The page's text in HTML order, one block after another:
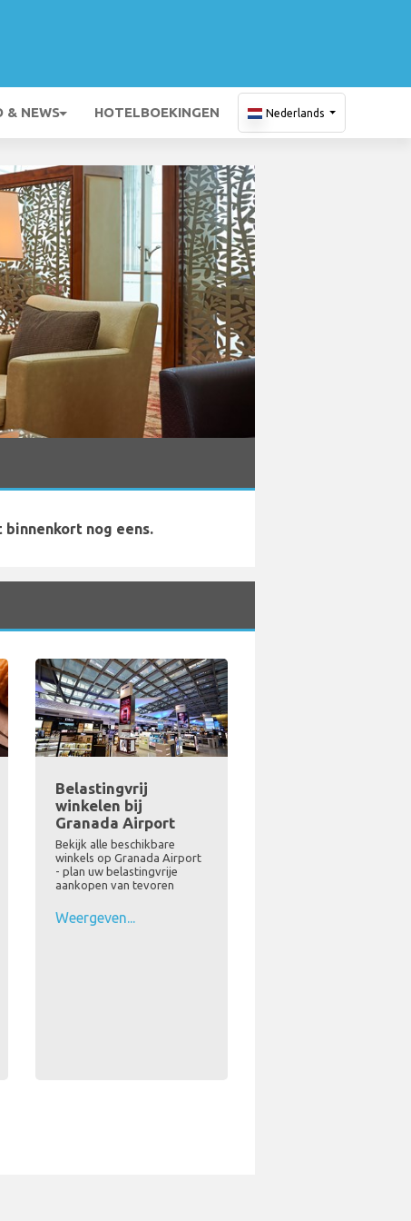
& NEWS HOTELBOEKINGEN Nederlands
nog eens.
Belastingvrij
winkelen bij
Granada Airport
Bekijk alle beschikbare
winkels op Granada Airport
- plan uw belastingvrije
aankopen van tevoren
Weergeven...